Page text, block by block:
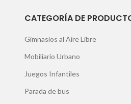
CATEGORÍA DE
Gimnasios al Aire Libre
Mobiliario Urbano
Juegos Infantiles
Parada de bus